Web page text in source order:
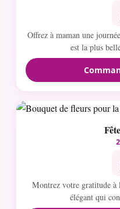
Offrez à maman une
est la plus
Montrez votre gratitude à
élégant qui